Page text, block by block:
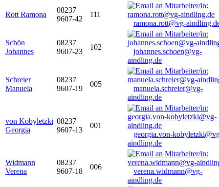
Rott Ramona
08237
9607-42
111
ramona.rott@vg-
Schön
Johannes
08237
9607-23
102
johannes.schoen@vg-
aindling.de
Schreier
Manuela
08237
9607-19
005
manuela.schreier@vg-
aindling.de
von Kobyletzki
Georgia
08237
9607-13
001
georgia.von-
aindling.de
Widmann
Verena
08237
9607-18
006
verena.widmann@vg-
aindling.de